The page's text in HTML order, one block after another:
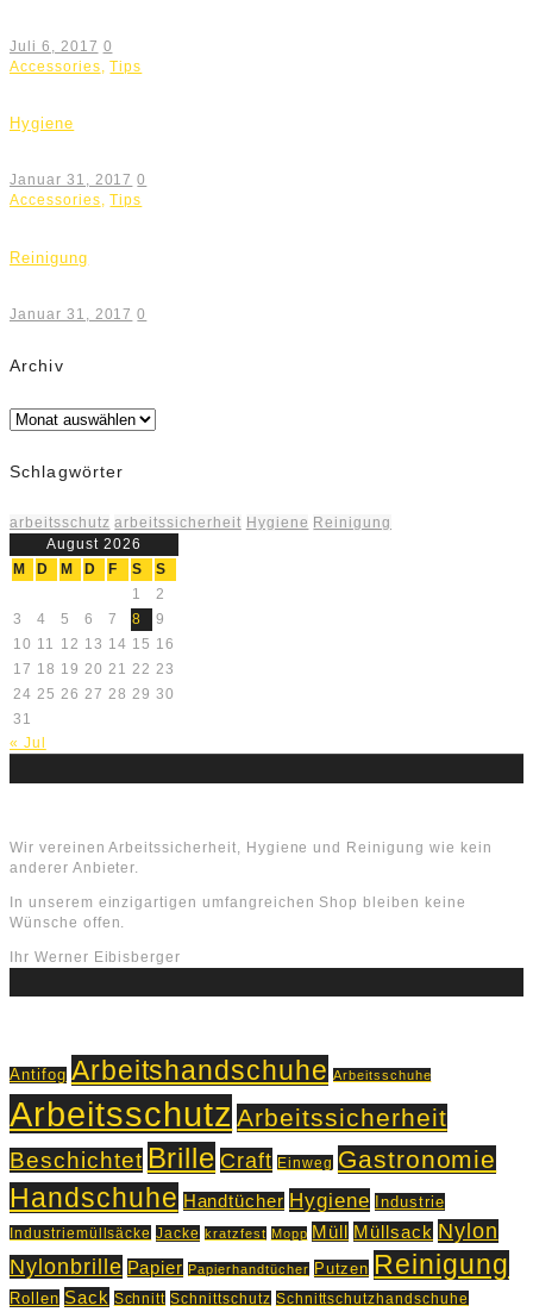
Juli 6, 2017 0
Accessories ,Tips
Hygiene
Januar 31, 2017 0
Accessories,Tips
Reinigung
Januar 31, 2017 0
Archiv
Archiv
Schlagwörter
arbeitsschutz arbeitssicherheit Hygiene Reinigung
August 2026
M
D M D F S
S
1
2
3
4 5 6 7 8
9
10 11 12 13 14 15 16
17 18 19 20 21 22 23
24 25 26 27 28 29 30
31
« Jul
Wir vereinen Arbeitssicherheit, Hygiene und Reinigung wie kein
anderer Anbieter.
In unserem einzigartigen umfangreichen Shop bleiben keine
Wünsche offen.
Ihr Werner Eibisberger
Antifog Arbeitshandschuhe Arbeitsschuhe
Arbeitsschutz Arbeitssicherheit
Beschichtet Brille Craft Einweg Gastronomie
Handschuhe Handtücher Hygiene Industrie
Industriemüllsäcke Jacke kratzfest Mopp Müll Müllsack Nylon
Nylonbrille Papier Papierhandtücher Putzen Reinigung
Rollen Sack Schnitt Schnittschutz Schnittschutzhandschuhe